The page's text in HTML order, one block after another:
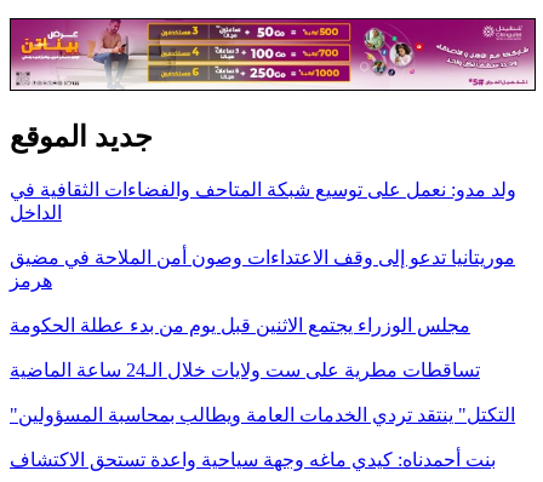
جديد الموقع
ولد مدو: نعمل على توسيع شبكة المتاحف والفضاءات الثقافية في
الداخل
موريتانيا تدعو إلى وقف الاعتداءات وصون أمن الملاحة في مضيق
هرمز
مجلس الوزراء يجتمع الاثنين قبل يوم من بدء عطلة الحكومة
تساقطات مطرية على ست ولايات خلال الـ24 ساعة الماضية
"التكتل" ينتقد تردي الخدمات العامة ويطالب بمحاسبة المسؤولين
بنت أحمدناه: كيدي ماغه وجهة سياحية واعدة تستحق الاكتشاف